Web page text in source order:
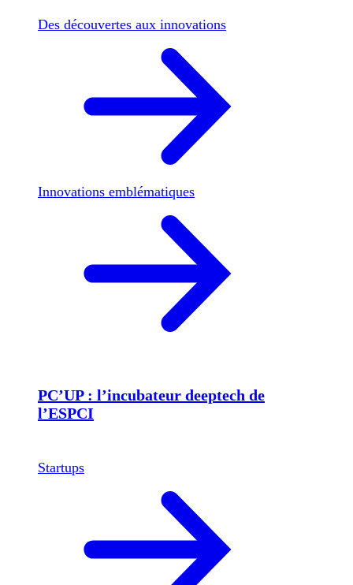
Des découvertes aux innovations
Innovations emblématiques
PC’UP : l’incubateur deeptech de
l’ESPCI
Startups